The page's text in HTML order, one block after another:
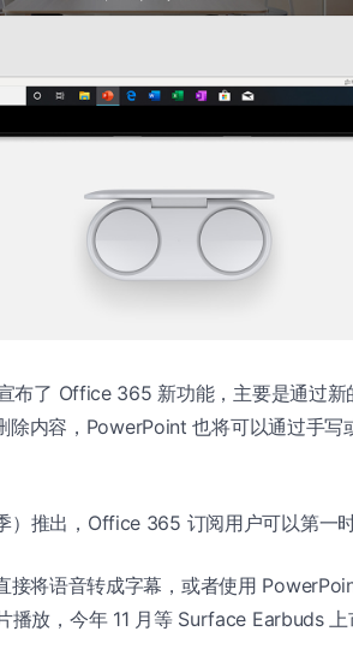
布了 Office 365 新功能，主要是通过
除内容，PowerPoint 也将可以通过手
推出，Office 365 订阅用户可以第一时
接将语音转成字幕，或者使用
放，今年 11 月等 Surface Earbuds 上